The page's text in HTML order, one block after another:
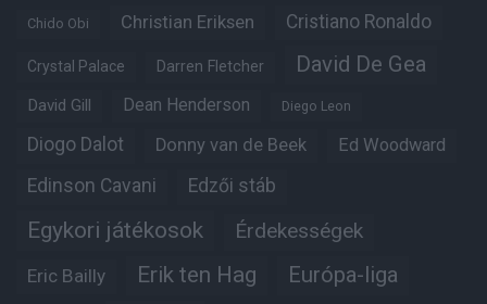
Chido Obi Christian Eriksen Cristiano Ronaldo
Crystal Palace Darren Fletcher David De Gea
David Gill Dean Henderson Diego Leon
Diogo Dalot Donny van de Beek Ed Woodward
Edinson Cavani Edzői stáb
Egykori játékosok Érdekességek
Eric Bailly Erik ten Hag Európa-liga